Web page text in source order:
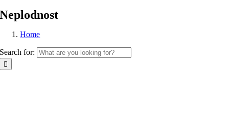
Neplodnost
Home
Search for: